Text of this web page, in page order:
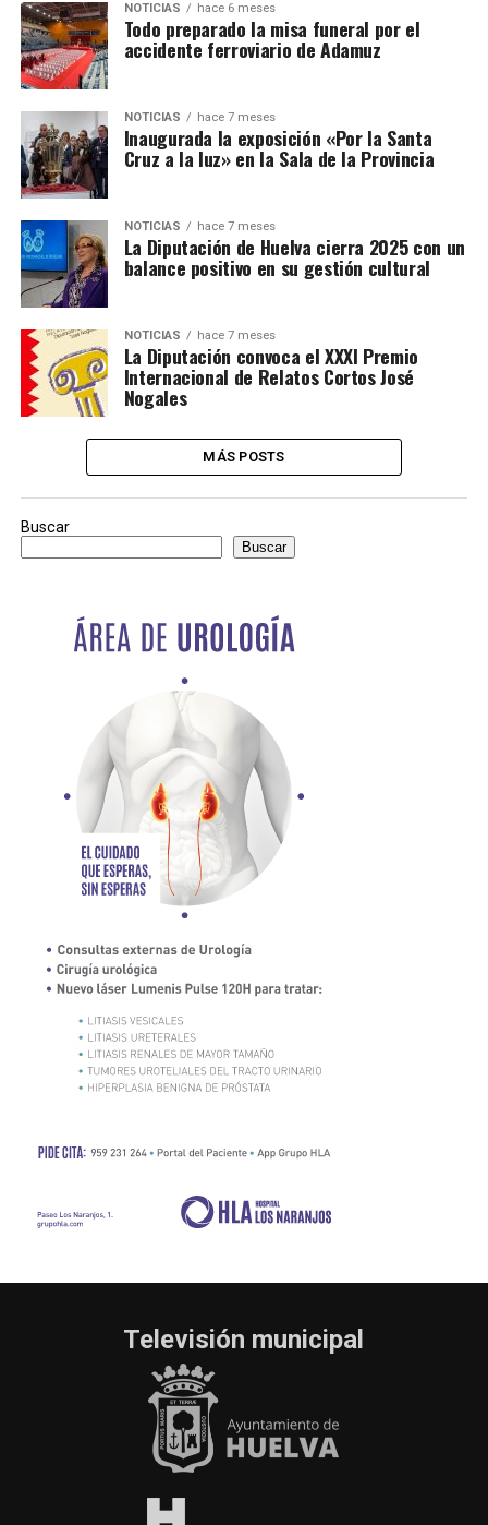
NOTICIAS hace 6 meses
Todo preparado la misa funeral por el
accidente ferroviario de Adamuz
NOTICIAS hace 7 meses
Inaugurada la exposición «Por la Santa
Cruz a la luz» en la Sala de la Provincia
NOTICIAS hace 7 meses
La Diputación de Huelva cierra 2025 con un
balance positivo en su gestión cultural
NOTICIAS hace 7 meses
La Diputación convoca el XXXI Premio
Internacional de Relatos Cortos José
Nogales
MÁS POSTS
Buscar
Buscar
Televisión municipal